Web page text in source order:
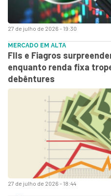
27 de julho de 2026 - 19:30
27 de julho de 2026 - 18:44
MERCADO EM ALTA
FIIs e Fiagros
enquanto renda fixa
debêntures